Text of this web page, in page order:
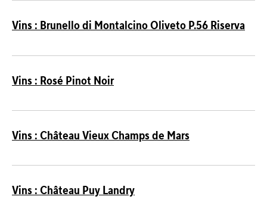
Vins : Brunello di Montalcino Oliveto P.56 Riserva
Vins : Rosé Pinot Noir
Vins : Château Vieux Champs de Mars
Vins : Château Puy Landry